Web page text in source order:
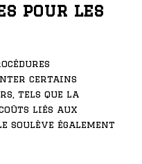
pour les
certains
tels que la
liés aux
soulève également